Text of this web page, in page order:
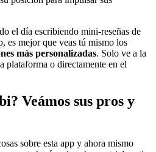
el día escribiendo mini-reseñas de
es mejor que veas tú mismo los
más personalizadas. Solo ve a la
plataforma o directamente en el
Veámos sus pros y
sobre esta app y ahora mismo